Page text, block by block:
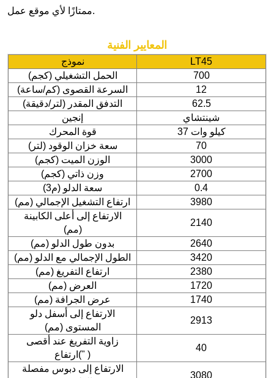
ممتازًا لأي موقع عمل.
المعايير الفنية
نموذج
LT45
الحمل التشغيلي (كجم)
700
السرعة القصوى (كم/ساعة)
12
التدفق المقدر (لتر/دقيقة)
62.5
إنجين
شينتشاي
قوة المحرك
37 كيلو وات
سعة خزان الوقود (لتر)
70
الوزن الميت (كجم)
3000
وزن ذاتي (كجم)
2700
سعة الدلو (م3)
0.4
ارتفاع التشغيل الإجمالي (مم)
3980
الارتفاع إلى أعلى الكابينة
(مم)
2140
بدون طول الدلو (مم)
2640
الطول الإجمالي مع الدلو (مم)
3420
ارتفاع التفريغ (مم)
2380
العرض (مم)
1720
عرض الجرافة (مم)
1740
الارتفاع إلى أسفل دلو
المستوى (مم)
2913
زاوية التفريغ عند أقصى
ارتفاع(" )
40
الارتفاع إلى دبوس مفصلة
3080